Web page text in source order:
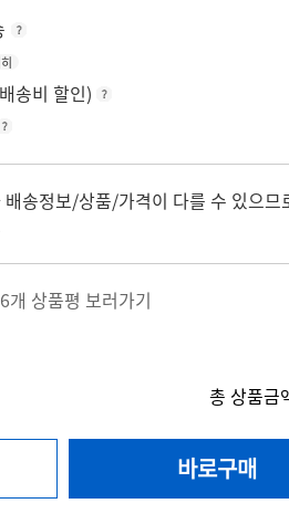
송비 할인)
배송정보/상품/가격이 다를 수 있으
개 상품평 보러가기
총 상품금
바로구매